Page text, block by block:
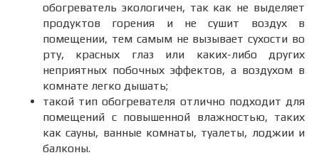
обогреватель экологичен, так как не выделяет
продуктов горения и не сушит воздух в
помещении, тем самым не вызывает сухости во
рту, красных глаз или каких-либо других
неприятных побочных эффектов, а воздухом в
комнате легко дышать;
такой тип обогревателя отлично подходит для
помещений с повышенной влажностью, таких
как сауны, ванные комнаты, туалеты, лоджии и
балконы.